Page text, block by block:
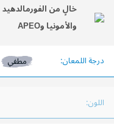
خالٍ من الفورمالدهيد
والأمونيا وAPEO
درجة اللمعان: مطفي
اللون: